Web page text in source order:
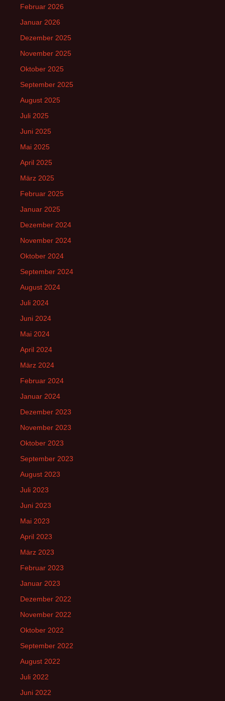
Februar 2026
Januar 2026
Dezember 2025
November 2025
Oktober 2025
September 2025
August 2025
Juli 2025
Juni 2025
Mai 2025
April 2025
März 2025
Februar 2025
Januar 2025
Dezember 2024
November 2024
Oktober 2024
September 2024
August 2024
Juli 2024
Juni 2024
Mai 2024
April 2024
März 2024
Februar 2024
Januar 2024
Dezember 2023
November 2023
Oktober 2023
September 2023
August 2023
Juli 2023
Juni 2023
Mai 2023
April 2023
März 2023
Februar 2023
Januar 2023
Dezember 2022
November 2022
Oktober 2022
September 2022
August 2022
Juli 2022
Juni 2022